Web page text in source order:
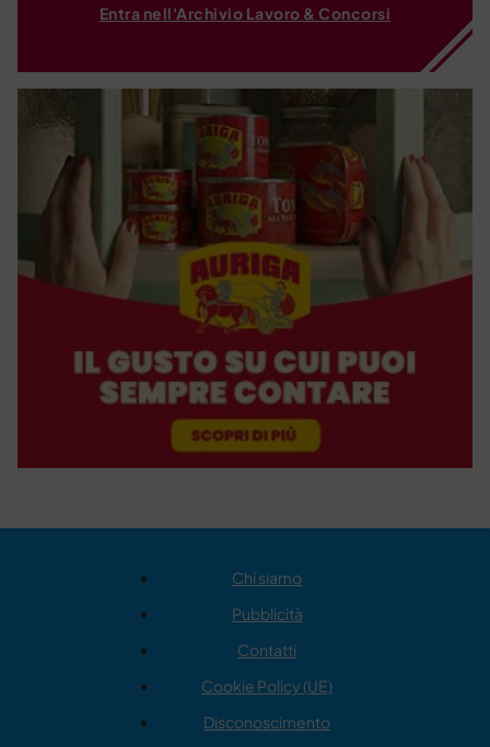
Entra nell'Archivio Lavoro & Concorsi
Chi siamo
Pubblicità
Contatti
Cookie Policy (UE)
Disconoscimento